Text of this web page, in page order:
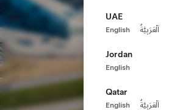
UAE
English اَلْعَرَبِيَّةُ
Jordan
English
Qatar
English اَلْعَرَبِيَّةُ